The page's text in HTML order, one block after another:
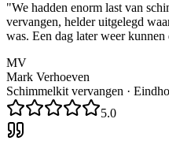
"We hadden enorm last van
vervangen, helder uitgelegd
was. Een dag later weer kunnen
MV
Mark Verhoeven
Schimmelkit vervangen ·
5.0